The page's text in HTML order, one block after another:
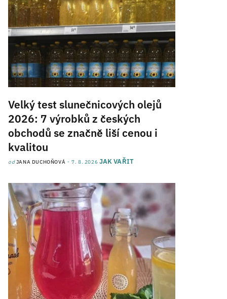
Velký test slunečnicových olejů
2026: 7 výrobků z českých
obchodů se značně liší cenou i
kvalitou
odJANA DUCHOŇOVÁ 7. 8. 2026 JAK VAŘIT